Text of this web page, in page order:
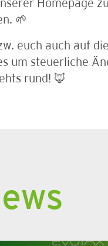
Homepage
🌱
euch auch auf
um steuerliche
rund! 🦊